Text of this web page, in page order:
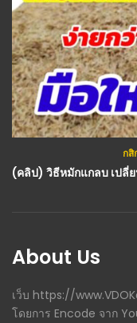
ก
About Us
เว็บ https://
โดยการ Encode จาก